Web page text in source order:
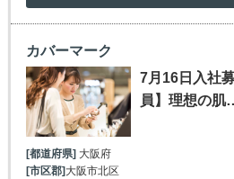
カバーマーク
7月16日入社
員】理想の肌
[都道府県] 大阪府
[市区郡] 大阪市北区